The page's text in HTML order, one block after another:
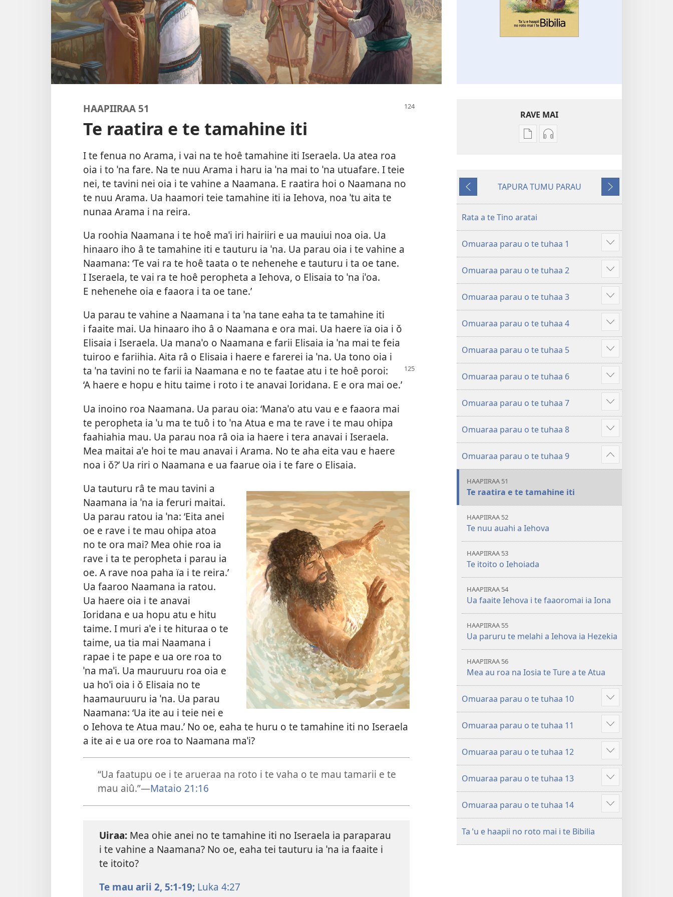
HAAPIIRAA 51
Te raatira e te tamahine iti
I te fenua no Arama, i vai na te hoê tamahine iti Iseraela. Ua atea roa
oia i to ˈna fare. Na te nuu Arama i haru ia ˈna mai to ˈna utuafare. I teie
nei, te tavini nei oia i te vahine a Naamana. E raatira hoi o Naamana no
te nuu Arama. Ua haamori teie tamahine iti ia Iehova, noa ˈtu aita te
nunaa Arama i na reira.
Ua roohia Naamana i te hoê maˈi iri hairiiri e ua mauiui noa oia. Ua
hinaaro iho â te tamahine iti e tauturu ia ˈna. Ua parau oia i te vahine a
Naamana: ‘Te vai ra te hoê taata o te nehenehe e tauturu i ta oe tane.
I Iseraela, te vai ra te hoê peropheta a Iehova, o Elisaia to ˈna iˈoa.
E nehenehe oia e faaora i ta oe tane.’
Ua parau te vahine a Naamana i ta ˈna tane eaha ta te tamahine iti
i faaite mai. Ua hinaaro iho â o Naamana e ora mai. Ua haere ïa oia i ǒ
Elisaia i Iseraela. Ua manaˈo o Naamana e farii Elisaia ia ˈna mai te feia
tuiroo e fariihia. Aita râ o Elisaia i haere e farerei ia ˈna. Ua tono oia i
ta ˈna tavini no te farii ia Naamana e no te faatae atu i te hoê poroi:
‘A haere e hopu e hitu taime i roto i te anavai Ioridana. E e ora mai oe.’
Ua inoino roa Naamana. Ua parau oia: ‘Manaˈo atu vau e e faaora mai
te peropheta ia ˈu ma te tuô i to ˈna Atua e ma te rave i te mau ohipa
faahiahia mau. Ua parau noa râ oia ia haere i tera anavai i Iseraela.
Mea maitai aˈe hoi te mau anavai i Arama. No te aha eita vau e haere
noa i ǒ?’ Ua riri o Naamana e ua faarue oia i te fare o Elisaia.
Ua tauturu râ te mau tavini a
Naamana ia ˈna ia feruri maitai.
Ua parau ratou ia ˈna: ‘Eita anei
oe e rave i te mau ohipa atoa
no te ora mai? Mea ohie roa ia
rave i ta te peropheta i parau ia
oe. A rave noa paha ïa i te reira.’
Ua faaroo Naamana ia ratou.
Ua haere oia i te anavai
Ioridana e ua hopu atu e hitu
taime. I muri aˈe i te hituraa o te
taime, ua tia mai Naamana i
rapae i te pape e ua ore roa to
ˈna maˈi. Ua mauruuru roa oia e
ua hoˈi oia i ǒ Elisaia no te
haamauruuru ia ˈna. Ua parau
Naamana: ‘Ua ite au i teie nei e
o Iehova te Atua mau.’ No oe, eaha te huru o te tamahine iti no Iseraela
a ite ai e ua ore roa to Naamana maˈi?
“Ua faatupu oe i te arueraa na roto i te vaha o te mau tamarii e te
mau aiû.”—Mataio 21:16
Uiraa: Mea ohie anei no te tamahine iti no Iseraela ia paraparau
i te vahine a Naamana? No oe, eaha tei tauturu ia ˈna ia faaite i
te itoito?
Te mau arii 2, 5:1-19; Luka 4:27
RAVE MAI
No
i
mau
papai
ˈu
e
haapii
no
roto
mai
i
No
i
faaroo
noa
Ta
ˈu
e
haapii
no
i
Bibilia
To
na
mua
ˈtu
TAPURA TUMU PARAU
To
muri
Rata a te Tino aratai
Omuaraa parau o te tuhaa 1
Hi
ˈo
hau
atu
â
Omuaraa parau o te tuhaa 2
Hi
ˈo
hau
atu
â
Omuaraa parau o te tuhaa 3
Hi
ˈo
hau
atu
â
Omuaraa parau o te tuhaa 4
Hi
ˈo
hau
atu
â
Omuaraa parau o te tuhaa 5
Hi
ˈo
hau
atu
â
Omuaraa parau o te tuhaa 6
Hi
ˈo
hau
atu
â
Omuaraa parau o te tuhaa 7
Hi
ˈo
hau
atu
â
Omuaraa parau o te tuhaa 8
Hi
ˈo
hau
atu
Omuaraa parau o te tuhaa 9
Hi
ˈo
â
HAAPIIRAA 51
Te raatira e te tamahine iti
HAAPIIRAA 52
Te nuu auahi a Iehova
HAAPIIRAA 53
Te itoito o Iehoiada
HAAPIIRAA 54
Ua faaite Iehova i te faaoromai ia Iona
HAAPIIRAA 55
Ua paruru te melahi a Iehova ia Hezekia
HAAPIIRAA 56
Mea au roa na Iosia te Ture a te Atua
Omuaraa parau o te tuhaa 10
Hi
ˈo
hau
atu
â
Omuaraa parau o te tuhaa 11
Hi
ˈo
hau
atu
â
Omuaraa parau o te tuhaa 12
Hi
ˈo
hau
atu
â
Omuaraa parau o te tuhaa 13
Hi
ˈo
hau
atu
Omuaraa parau o te tuhaa 14
Hi
ˈo
atu
Ta ˈu e haapii no roto mai i te Bibilia